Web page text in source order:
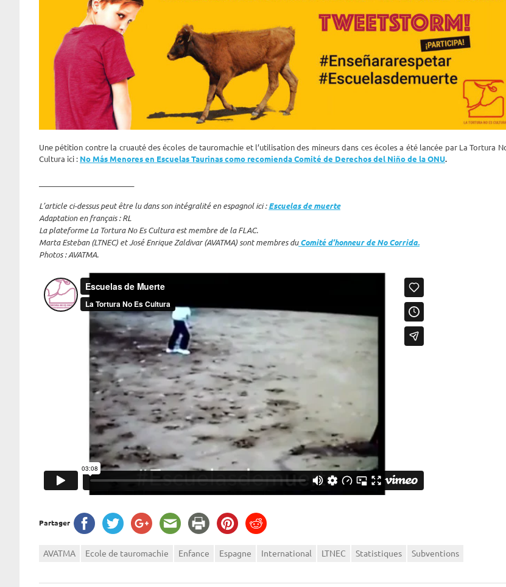
Une pétition contre la cruauté des écoles de tauromachie et l’utilisation des mineurs dans ces écoles a été lancée par La Tortura
Cultura ici : No Más Menores en Escuelas Taurinas como recomienda Comité de Derechos del Niño de la ONU.
L’article ci-dessus peut être lu dans son intégralité en espagnol ici :Escuelas de muerte
Adaptation en français : RL
La plateforme La Tortura No Es Cultura est membre de la FLAC.
Marta Esteban (LTNEC) et José Enrique Zaldivar (AVATMA) sont membres duComité d’honneur de No Corrida.
Photos : AVATMA.
Partager
AVATMA Ecole de tauromachie Enfance Espagne International LTNEC Statistiques Subventions